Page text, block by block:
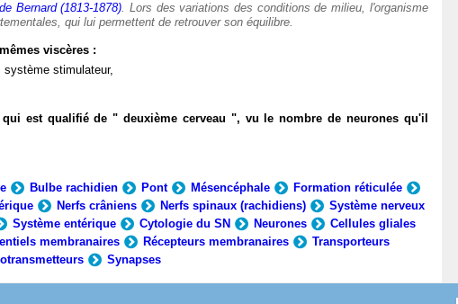
Bernard (1813-1878). Lors des variations des conditions de milieu, l'organisme
qui lui permettent de retrouver son équilibre.
viscères :
système stimulateur,
qui est qualifié de " deuxième cerveau ", vu le nombre de neurones qu'il
Bulbe rachidien Pont Mésencéphale
Formation réticulée
Nerfs crâniens Nerfs spinaux (rachidiens)
Système nerveux
Système entérique Cytologie du SN Neurones
Cellules gliales
membranaires Récepteurs membranaires
Transporteurs
Synapses